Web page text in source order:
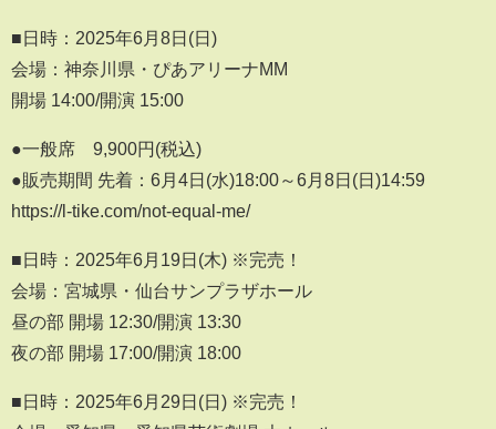
■日時：2025年6月8日(日)
会場：神奈川県・ぴあアリーナMM
開場 14:00/開演 15:00
●一般席 9,900円(税込)
●販売期間 先着：6月4日(水)18:00～6月8日(日)14:59
https://l-tike.com/not-equal-me/
■日時：2025年6月19日(木) ※完売！
会場：宮城県・仙台サンプラザホール
昼の部 開場 12:30/開演 13:30
夜の部 開場 17:00/開演 18:00
■日時：2025年6月29日(日) ※完売！